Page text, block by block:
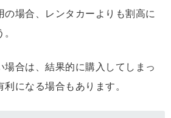
の場合、レンタカーよりも割高に
場合は、結果的に購入してしまっ
になる場合もあります。